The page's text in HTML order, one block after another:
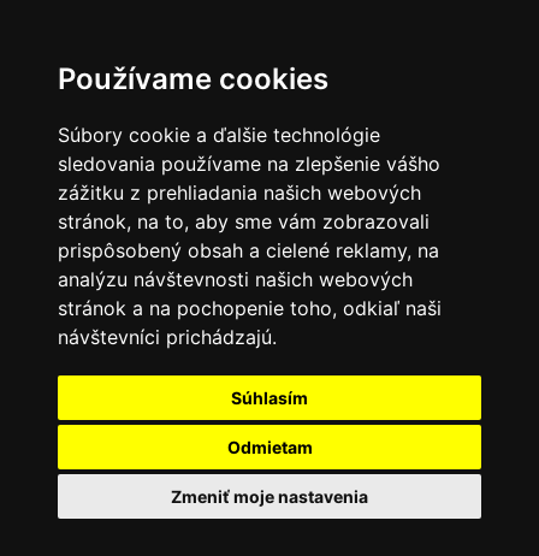
Používame cookies
Súbory cookie a ďalšie technológie
sledovania používame na zlepšenie vášho
zážitku z prehliadania našich webových
stránok, na to, aby sme vám zobrazovali
prispôsobený obsah a cielené reklamy, na
analýzu návštevnosti našich webových
stránok a na pochopenie toho, odkiaľ naši
návštevníci prichádzajú.
Súhlasím
Odmietam
Zmeniť moje nastavenia